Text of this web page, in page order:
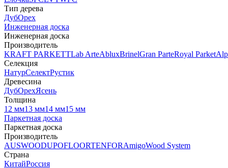
Тип дерева
ДубОрех
Инженерная доска
Инженерная доска
Производитель
KRAFT PARKETTLab ArteAbluxBrinelGran ParteRoyal Parket
Селекция
НатурСелектРустик
Древесина
ДубОрехЯсень
Толщина
12 мм13 мм14 мм15 мм
Паркетная доска
Паркетная доска
Производитель
AUSWOODUPOFLOORTENFORAmigoWood System
Страна
КитайРоссия